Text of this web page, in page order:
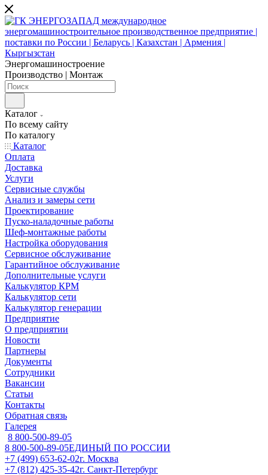
Энергомашиностроение
Производство | Монтаж
Каталог
По всему сайту
По каталогу
Каталог
Оплата
Доставка
Услуги
Сервисные службы
Анализ и замеры сети
Проектирование
Пуско-наладочные работы
Шеф-монтажные работы
Настройка оборудования
Сервисное обслуживание
Гарантийное обслуживание
Дополнительные услуги
Калькулятор КРМ
Калькулятор сети
Калькулятор генерации
Предприятие
О предприятии
Новости
Партнеры
Документы
Сотрудники
Вакансии
Статьи
Контакты
Обратная связь
Галерея
8 800-500-89-05
8 800-500-89-05ЕДИНЫЙ ПО РОССИИ
+7 (499) 653-62-02г. Москва
+7 (812) 425-35-42г. Санкт-Петербург